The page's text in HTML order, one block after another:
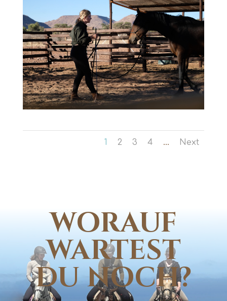
1 2 3 4 ... Next
WORAUF
WARTEST
DU NOCH?